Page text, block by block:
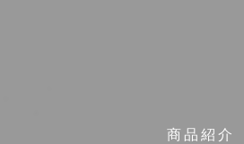
商品紹介